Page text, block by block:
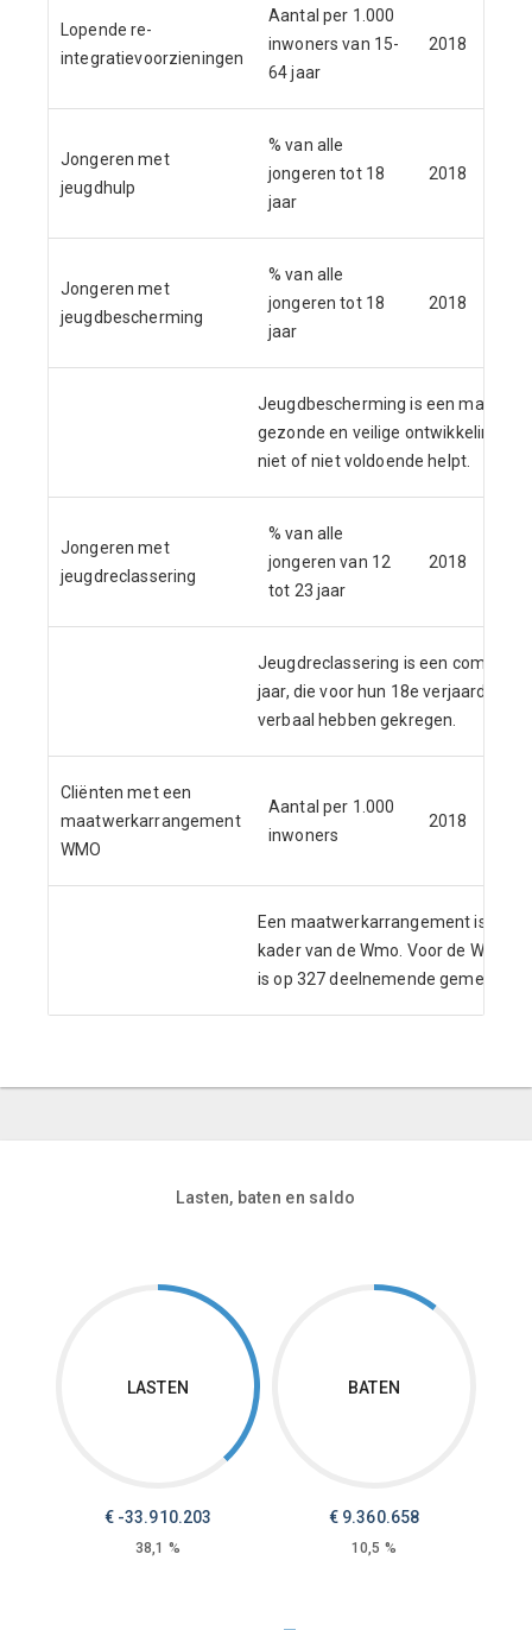
Lopende re-
integratievoorzieningen
Aantal per 1.000
inwoners van 15-
64 jaar
2018
Jongeren met
jeugdhulp
% van alle
jongeren tot 18
jaar
2018
Jongeren met
jeugdbescherming
% van alle
jongeren tot 18
jaar
2018
Jeugdbescherming is een
gezonde en veilige ontwikkeling
niet of niet voldoende helpt.
Jongeren met
jeugdreclassering
% van alle
jongeren van 12
tot 23 jaar
2018
Jeugdreclassering is een
jaar, die voor hun 18e verjaardag
verbaal hebben gekregen.
Cliënten met een
maatwerkarrangement
WMO
Aantal per 1.000
inwoners
2018
Een maatwerkarrangement is een
kader van de Wmo. Voor de
is op 327 deelnemende gemeenten.
Lasten, baten en saldo
LASTEN
€ -33.910.203
38,1 %
BATEN
€ 9.360.658
10,5 %